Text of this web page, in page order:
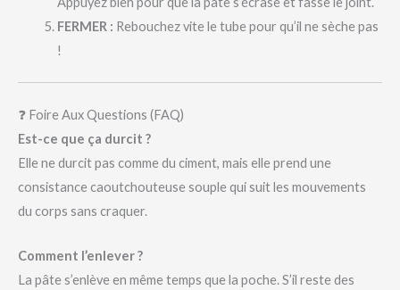
FERMER : Rebouchez vite le tube pour qu’il ne sèche pas
!
❓ Foire Aux Questions (FAQ)
Est-ce que ça durcit ?
Elle ne durcit pas comme du ciment, mais elle prend une
consistance caoutchouteuse souple qui suit les mouvements
du corps sans craquer.
Comment l’enlever ?
La pâte s’enlève en même temps que la poche. S’il reste des